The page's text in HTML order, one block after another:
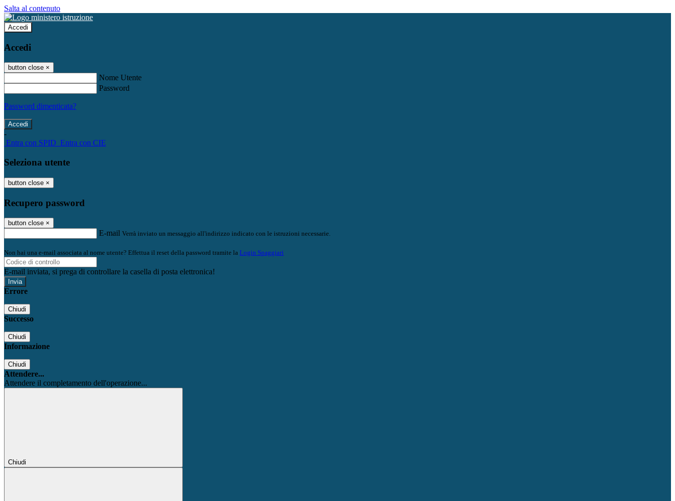
Salta al contenuto
Accedi
Accedi
button close ×
Nome Utente
Password
Password dimenticata?
-
Entra con SPID Entra con CIE
Seleziona utente
button close ×
Recupero password
button close ×
E-mail Verrà inviato un messaggio all'indirizzo indicato con le istruzioni necessarie.
Non hai una e-mail associata al nome utente? Effettua il reset della password tramite la Login Spaggiari
E-mail inviata, si prega di controllare la casella di posta elettronica!
Errore
Chiudi
Successo
Chiudi
Informazione
Chiudi
Attendere...
Attendere il completamento dell'operazione...
Chiudi